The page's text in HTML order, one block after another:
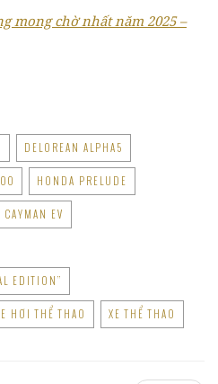
mong chờ nhất năm 2025 –
DELOREAN ALPHA5
HONDA PRELUDE
CAYMAN EV
EDITION”
HƠI THỂ THAO XE THỂ THAO